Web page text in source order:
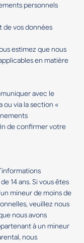
personnels
vos données
estimez que nous
en matière
avec le
ou via la section «
de confirmer votre
14 ans. Si vous êtes
mineur de moins de
veuillez nous
nous avons
à un mineur
nous